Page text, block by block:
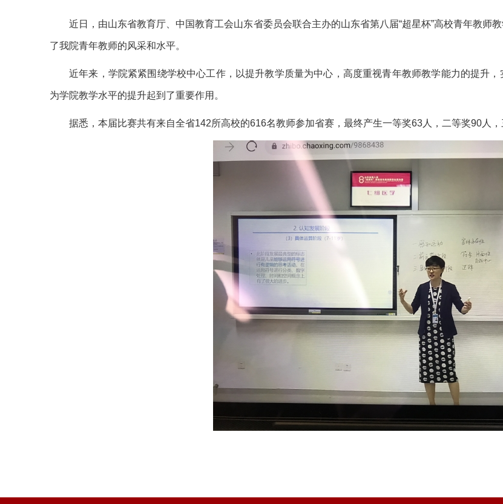
近日，由山东省教育厅、中国教育工会山东省委员会联合主办的山东省第八届“超星杯”高校青年教师
了我院青年教师的风采和水平。
近年来，学院紧紧围绕学校中心工作，以提升教学质量为中心，高度重视青年教师教学能力的提升
为学院教学水平的提升起到了重要作用。
据悉，本届比赛共有来自全省142所高校的616名教师参加省赛，最终产生一等奖63 人，二等奖90 人